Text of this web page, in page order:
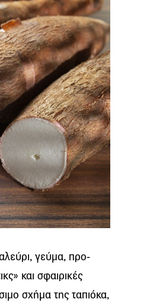
γεύμα, προ-
και σφαιρικές
σχήμα της ταπιόκα,